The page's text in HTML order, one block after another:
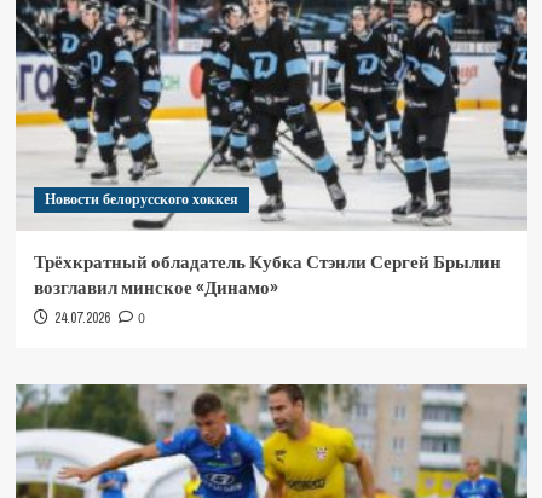
Новости белорусского хоккея
Трёхкратный обладатель Кубка Стэнли Сергей Брылин
возглавил минское «Динамо»
24.07.2026 0